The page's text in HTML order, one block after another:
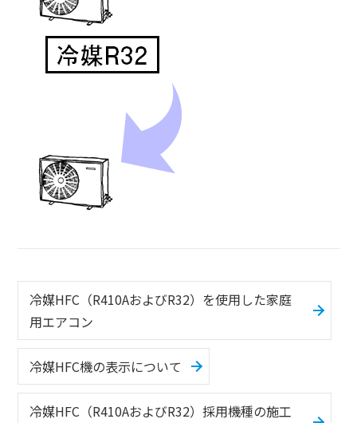
冷媒HFC（R410AおよびR32）を使用した家庭
用エアコン
冷媒HFC機の表示について
冷媒HFC（R410AおよびR32）採用機種の施工